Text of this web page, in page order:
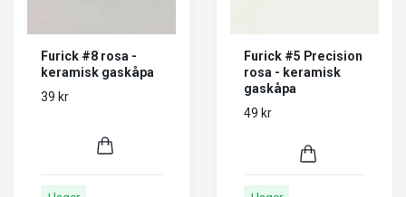
Furick #8 rosa -
keramisk gaskåpa
39 kr
Furick #5 Precision
rosa - keramisk
gaskåpa
49 kr